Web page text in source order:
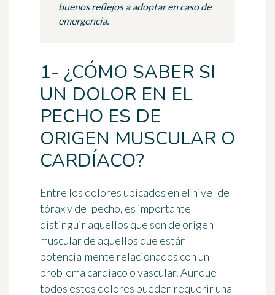
buenos reflejos a adoptar en caso de
emergencia.
1- ¿CÓMO SABER SI
UN DOLOR EN EL
PECHO ES DE
ORIGEN MUSCULAR O
CARDÍACO?
Entre los dolores ubicados en el nivel del
tórax y del pecho, es importante
distinguir aquellos que son de origen
muscularde aquellos que están
potencialmente relacionados con un
problema cardíaco o vascular. Aunque
todos estos dolores pueden requerir una